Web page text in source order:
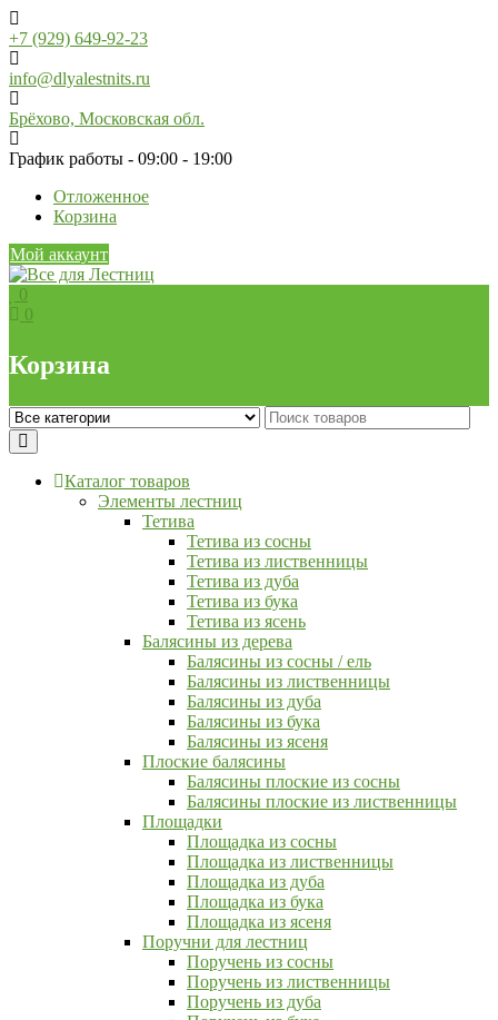
Skip
to
content
+7 (929) 649-92-23
info@dlyalestnits.ru
Брёхово, Московская обл.
График работы - 09:00 - 19:00
Отложенное
Корзина
Мой аккаунт
0
0
Корзина
Каталог товаров
Элементы лестниц
Тетива
Тетива из сосны
Тетива из лиственницы
Тетива из дуба
Тетива из бука
Тетива из ясень
Балясины из дерева
Балясины из сосны / ель
Балясины из лиственницы
Балясины из дуба
Балясины из бука
Балясины из ясеня
Плоские балясины
Балясины плоские из сосны
Балясины плоские из лиственницы
Площадки
Площадка из сосны
Площадка из лиственницы
Площадка из дуба
Площадка из бука
Площадка из ясеня
Поручни для лестниц
Поручень из сосны
Поручень из лиственницы
Поручень из дуба